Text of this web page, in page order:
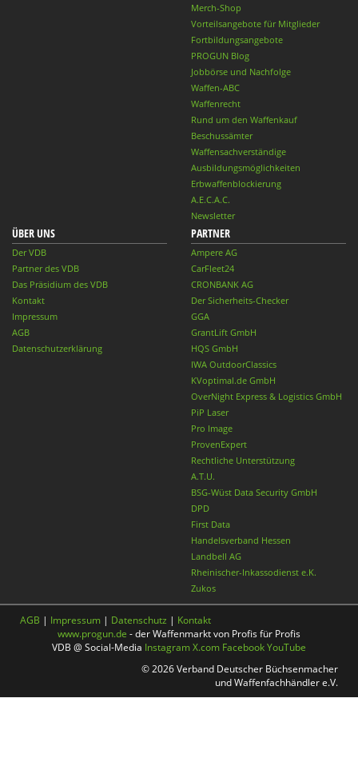
Merch-Shop
Vorteilsangebote für Mitglieder
Fortbildungsangebote
PROGUN Blog
Jobbörse und Nachfolge
Waffen-ABC
Waffenrecht
Rund um den Waffenkauf
Beschussämter
Waffensachverständige
Ausbildungsmöglichkeiten
Erbwaffenblockierung
A.E.C.A.C.
Newsletter
ÜBER UNS
Der VDB
Partner des VDB
Das Präsidium des VDB
Kontakt
Impressum
AGB
Datenschutzerklärung
PARTNER
Ampere AG
CarFleet24
CRONBANK AG
Der Sicherheits-Checker
GGA
GrantLift GmbH
HQS GmbH
IWA OutdoorClassics
KVoptimal.de GmbH
OverNight Express & Logistics GmbH
PiP Laser
Pro Image
ProvenExpert
Rechtliche Unterstützung
A.T.U.
BSG-Wüst Data Security GmbH
DPD
First Data
Handelsverband Hessen
Landbell AG
Rheinischer-Inkassodienst e.K.
Zukos
AGB | Impressum | Datenschutz | Kontakt
www.progun.de - der Waffenmarkt von Profis für Profis
VDB @ Social-Media InstagramX.com FacebookYouTube
© 2026 Verband Deutscher Büchsenmacher
und Waffenfachhändler e.V.